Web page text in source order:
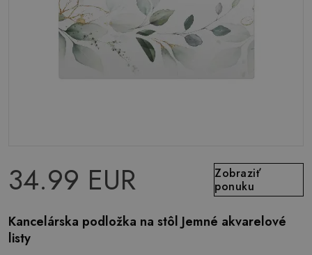
34.99 EUR
Zobraziť
ponuku
Kancelárska podložka na stôl Jemné akvarelové
listy